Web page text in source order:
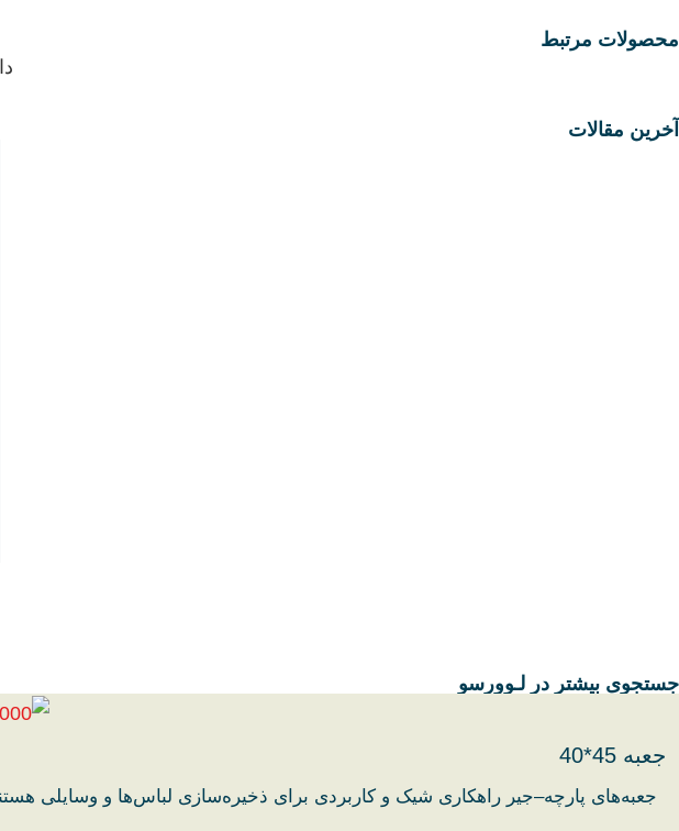
محصولات مرتبط
آخرین مقالات
جستجوی بیشتر در لـوورسو
جعبه 45*40
جعبه‌های پارچه–جیر راهکاری شیک و کاربردی برای ذخیره‌سازی لباس‌ها و وسایلی